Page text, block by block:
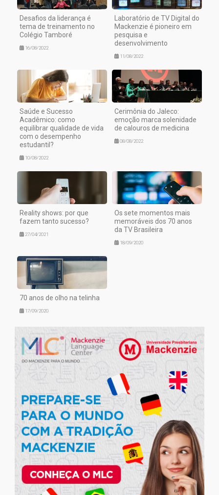
Desafios da liderança é
tema de treinamento no
Colégio Tamboré
16/08/2022
Laboratório de TV Digital do
Mackenzie é pioneiro em
pesquisa e
desenvolvimento
11/08/2022
Saúde e Sucesso
Acadêmico: como
equilibrar qualidade de vida
com o desempenho
estudantil?
10/08/2022
Cerimônia do Jaleco:
emoção marca solenidade
de calouros de medicina
08/08/2022
Reality shows: por que
fazem tanto sucesso?
27/04/2021
Os sete momentos mais
memoráveis dos 70 anos
da TV Brasileira
18/09/2020
70 anos de olho na telinha
17/09/2020